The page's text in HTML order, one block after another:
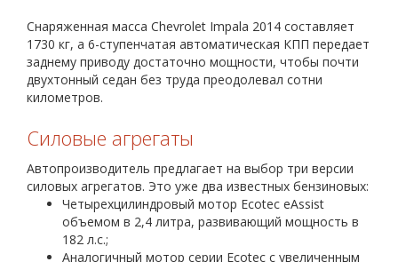
Снаряженная масса Chevrolet Impala 2014 составляет
1730 кг, а 6-ступенчатая автоматическая КПП передает
заднему приводу достаточно мощности, чтобы почти
двухтонный седан без труда преодолевал сотни
километров.
Силовые агрегаты
Автопроизводитель предлагает на выбор три версии
силовых агрегатов. Это уже два известных бензиновых:
Четырехцилиндровый мотор Ecotec eAssist
объемом в 2,4 литра, развивающий мощность в
182 л.с.;
Аналогичный мотор серии Ecotec с увеличенным